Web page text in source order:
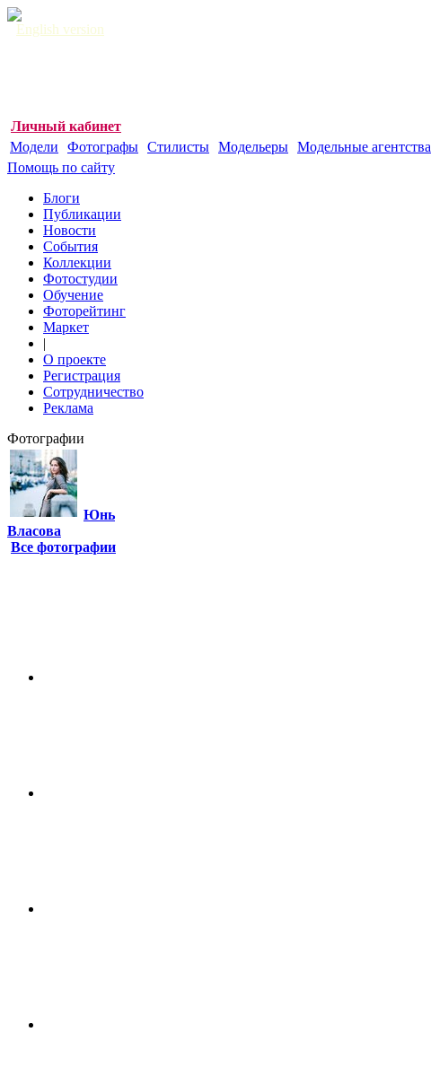
English version
Личный кабинет
Модели
Фотографы Стилисты Модельеры Модельные агентства
Помощь по сайту
Блоги
Публикации
Новости
События
Коллекции
Фотостудии
Обучение
Фоторейтинг
Маркет
|
О проекте
Регистрация
Сотрудничество
Реклама
Фотографии
Юнь
Власова
Все фотографии